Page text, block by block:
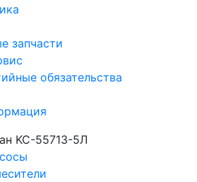
запчасти
обязательства
KC-55713-5Л